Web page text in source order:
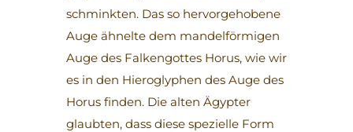
schminkten. Das so hervorgehobene
Auge ähnelte dem mandelförmigen
Auge des Falkengottes Horus, wie wir
es in den Hieroglyphen des Auge des
Horus finden. Die alten Ägypter
glaubten, dass diese spezielle Form